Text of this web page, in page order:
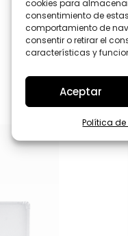
cookies para
consentimiento de
comportamiento de
consentir o retirar el
características y
Aceptar
Política
*